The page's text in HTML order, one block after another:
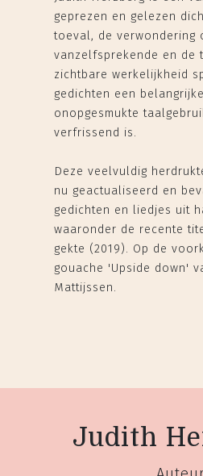
geprezen en gelezen
toeval, de verwondering
vanzelfsprekende en de
zichtbare werkelijkheid
gedichten een
onopgesmukte
verfrissend is.
Deze veelvuldig
nu geactualiseerd en
gedichten en liedjes uit
waaronder de recente
gekte (2019). Op de
gouache 'Upside down'
Mattijssen.
Judith